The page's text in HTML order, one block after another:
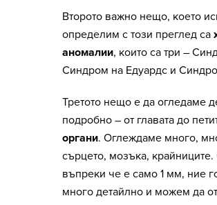
Второто важно нещо, което
определим с този преглед са
аномалии, които са три –
Синдром на Едуардс и
Третото нещо е да огледаме
подробно – от главата до
органи. Оглеждаме много,
сърцето, мозъка,
въпреки че е само 1 мм, ние
много детайлно и можем да